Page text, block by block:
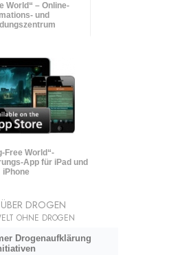
World“ – Online-
und
Free World“-
App für iPad und
iPhone
DROGEN
OHNE DROGEN
Drogenaufklärung